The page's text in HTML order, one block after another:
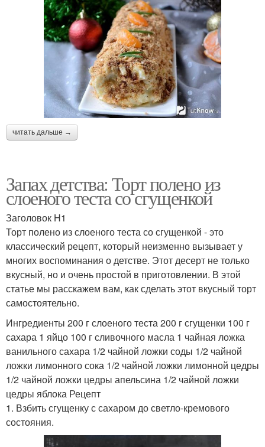
читать дальше →
Запах детства: Торт полено из
слоеного теста со сгущенкой
Заголовок H1
Торт полено из слоеного теста со сгущенкой - это
классический рецепт, который неизменно вызывает у
многих воспоминания о детстве. Этот десерт не только
вкусный, но и очень простой в приготовлении. В этой
статье мы расскажем вам, как сделать этот вкусный торт
самостоятельно.
Ингредиенты 200 г слоеного теста 200 г сгущенки 100 г
сахара 1 яйцо 100 г сливочного масла 1 чайная ложка
ванильного сахара 1/2 чайной ложки соды 1/2 чайной
ложки лимонного сока 1/2 чайной ложки лимонной цедры
1/2 чайной ложки цедры апельсина 1/2 чайной ложки
цедры яблока Рецепт
1. Взбить сгущенку с сахаром до светло-кремового
состояния.